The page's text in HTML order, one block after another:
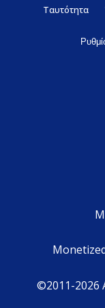
Ταυτότητα
©2011-2026